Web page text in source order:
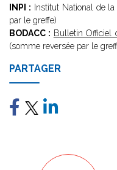
INPI : Institut National de
par le greffe)
BODACC : Bulletin Officiel
(somme reversée par le
PARTAGER